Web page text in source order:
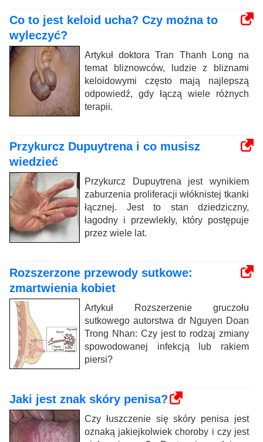
Co to jest keloid ucha? Czy można to
wyleczyć?
Artykuł doktora Tran Thanh Long na
temat bliznowców, ludzie z bliznami
keloidowymi często mają najlepszą
odpowiedź, gdy łączą wiele różnych
terapii.
Przykurcz Dupuytrena i co musisz
wiedzieć
Przykurcz Dupuytrena jest wynikiem
zaburzenia proliferacji włóknistej tkanki
łącznej. Jest to stan dziedziczny,
łagodny i przewlekły, który postępuje
przez wiele lat.
Rozszerzone przewody sutkowe:
zmartwienia kobiet
Artykuł Rozszerzenie gruczołu
sutkowego autorstwa dr Nguyen Doan
Trong Nhan: Czy jest to rodzaj zmiany
spowodowanej infekcją lub rakiem
piersi?
Jaki jest znak skóry penisa?
Czy łuszczenie się skóry penisa jest
oznaką jakiejkolwiek choroby i czy jest